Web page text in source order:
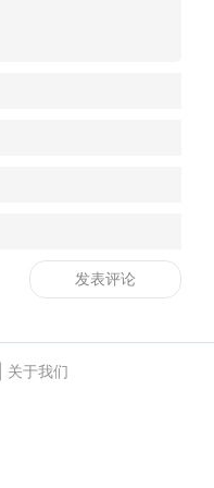
关于我们